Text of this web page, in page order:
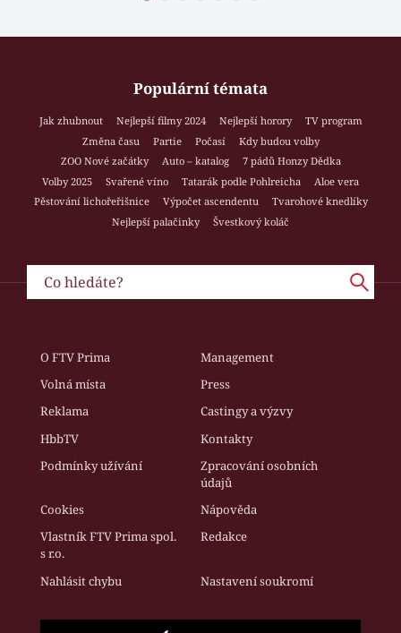
Populární témata
Jak zhubnout Nejlepší filmy 2024 Nejlepší horory
TV program
Změna času
Partie Počasí
Kdy budou volby
ZOO Nové začátky
Auto – katalog
7 pádů Honzy Dědka
Volby 2025
Svařené víno Tatarák podle Pohlreicha
Aloe vera
Pěstování lichořeřišnice
Výpočet ascendentu
Tvarohové knedlíky
Nejlepší palačinky
Švestkový koláč
O FTV Prima
Management
Volná místa
Press
Reklama
Castingy a výzvy
HbbTV
Kontakty
Podmínky užívání
Zpracování osobních
údajů
Cookies
Nápověda
Vlastník FTV Prima spol.
s r.o.
Redakce
Nahlásit chybu Nastavení soukromí